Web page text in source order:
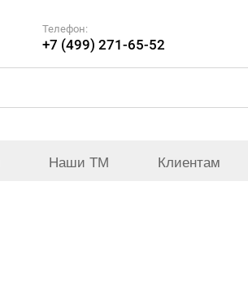
Телефон:
+7 (499) 271-65-52
Наши ТМ Клиентам